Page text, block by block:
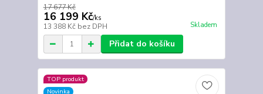
17 677 Kč
16 199 Kč/ks
13 388 Kč bez DPH Skladem
Přidat do košíku
TOP produkt
Novinka